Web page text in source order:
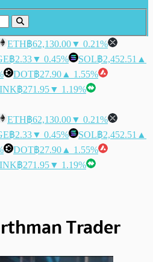
ETH฿62,130.00▼ 0.21%
฿2.33▼ 0.45% SOL฿2,452.51 ▲
DOT฿27.90 ▲ 1.55%
฿271.95▼ 1.19%
ETH฿62,130.00▼ 0.21%
฿2.33▼ 0.45% SOL฿2,452.51 ▲
DOT฿27.90 ▲ 1.55%
฿271.95▼ 1.19%
Trader